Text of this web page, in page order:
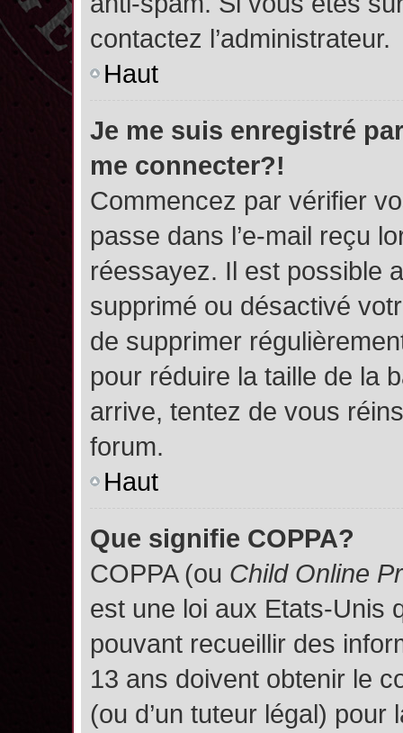
contactez l’administrateur.
Haut
Je me suis enregistré
me connecter?!
Commencez par vérifier
passe dans l’e-mail reçu
réessayez. Il est possible
supprimé ou désactivé
de supprimer
pour réduire la taille de la
arrive, tentez de vous
forum.
Haut
Que signifie COPPA?
COPPA (ou Child Online
est une loi aux Etats-Unis
pouvant recueillir des
13 ans doivent obtenir le
(ou d’un tuteur légal)